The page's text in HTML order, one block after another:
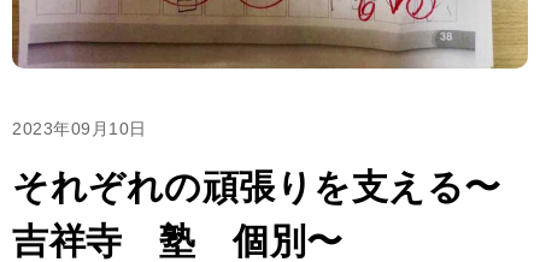
2023年09月10日
それぞれの頑張りを支える〜
吉祥寺 塾 個別〜